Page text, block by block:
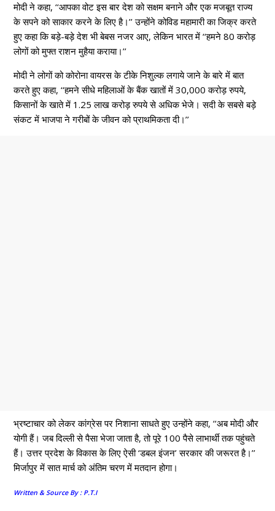
मोदी ने कहा, ‘‘आपका वोट इस बार देश को सक्षम बनाने और एक मजबूत राज्य
के सपने को साकार करने के लिए है।’’ उन्होंने कोविड महामारी का जिक्र करते
हुए कहा कि बड़े-बड़े देश भी बेबस नजर आए, लेकिन भारत में ‘‘हमने 80 करोड़
लोगों को मुफ्त राशन मुहैया कराया।’’
मोदी ने लोगों को कोरोना वायरस के टीके निशुल्क लगाये जाने के बारे में बात
करते हुए कहा, ‘‘हमने सीधे महिलाओं के बैंक खातों में 30,000 करोड़ रुपये,
किसानों के खाते में 1.25 लाख करोड़ रुपये से अधिक भेजे। सदी के सबसे बड़े
संकट में भाजपा ने गरीबों के जीवन को प्राथमिकता दी।’’
भ्रष्टाचार को लेकर कांग्रेस पर निशाना साधते हुए उन्होंने कहा, ‘‘अब मोदी और
योगी हैं। जब दिल्ली से पैसा भेजा जाता है, तो पूरे 100 पैसे लाभार्थी तक पहुंचते
हैं। उत्तर प्रदेश के विकास के लिए ऐसी ‘डबल इंजन’ सरकार की जरूरत है।’’
मिर्जापुर में सात मार्च को अंतिम चरण में मतदान होगा।
Written & Source By : P.T.I